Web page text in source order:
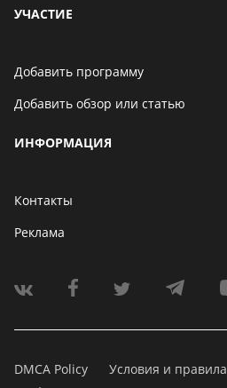
УЧАСТИЕ
Добавить программу
Добавить обзор или статью
ИНФОРМАЦИЯ
Контакты
Реклама
DMCA Policy Условия и правила